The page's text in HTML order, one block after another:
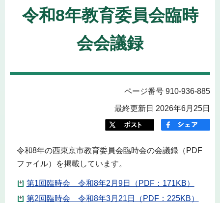
令和8年教育委員会臨時
会会議録
ページ番号 910-936-885
最終更新日 2026年6月25日
令和8年の西東京市教育委員会臨時会の会議録（PDF
ファイル）を掲載しています。
第1回臨時会 令和8年2月9日（PDF：171KB）
第2回臨時会 令和8年3月21日（PDF：225KB）